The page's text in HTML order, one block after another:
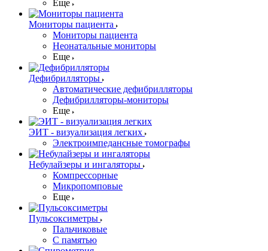
Еще
Мониторы пациента
Мониторы пациента
Неонатальные мониторы
Еще
Дефибрилляторы
Автоматические дефибрилляторы
Дефибрилляторы-мониторы
Еще
ЭИТ - визуализация легких
Электроимпедансные томографы
Небулайзеры и ингаляторы
Компрессорные
Микропомповые
Еще
Пульсоксиметры
Пальчиковые
С памятью